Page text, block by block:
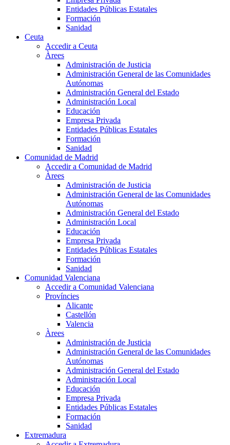
Entidades Públicas Estatales
Formación
Sanidad
Ceuta
Accedir a Ceuta
Àrees
Administración de Justicia
Administración General de las Comunidades
Autónomas
Administración General del Estado
Administración Local
Educación
Empresa Privada
Entidades Públicas Estatales
Formación
Sanidad
Comunidad de Madrid
Accedir a Comunidad de Madrid
Àrees
Administración de Justicia
Administración General de las Comunidades
Autónomas
Administración General del Estado
Administración Local
Educación
Empresa Privada
Entidades Públicas Estatales
Formación
Sanidad
Comunidad Valenciana
Accedir a Comunidad Valenciana
Províncies
Alicante
Castellón
Valencia
Àrees
Administración de Justicia
Administración General de las Comunidades
Autónomas
Administración General del Estado
Administración Local
Educación
Empresa Privada
Entidades Públicas Estatales
Formación
Sanidad
Extremadura